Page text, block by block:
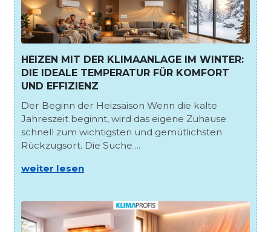
HEIZEN MIT DER KLIMAANLAGE IM WINTER:
DIE IDEALE TEMPERATUR FÜR KOMFORT
UND EFFIZIENZ
Der Beginn der Heizsaison Wenn die kalte
Jahreszeit beginnt, wird das eigene Zuhause
schnell zum wichtigsten und gemütlichsten
Rückzugsort. Die Suche ...
weiter lesen